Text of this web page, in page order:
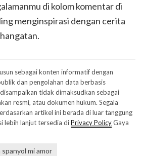
di kolom komentar di
menginspirasi dengan cerita
sebagai konten informatif dengan
dan pengolahan data berbasis
tidak dimaksudkan sebagai
resmi, atau dokumen hukum. Segala
artikel ini berada di luar tanggung
lebih lanjut tersedia diPrivacy PolicyGaya
spanyol mi amor